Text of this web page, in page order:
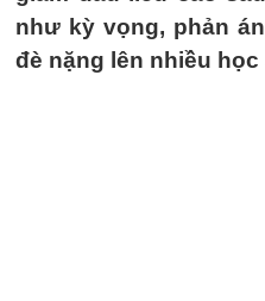
như kỳ vọng, phản
đè nặng lên nhiều